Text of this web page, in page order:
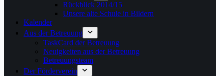
Rückblick 2014/15
Unsere alte Schule in Bildern
Kalender
Aus der Betreuung
TaskCard der Betreuung
Neuigkeiten aus der Betreuung
Betreuungsteam
Der Förderverein